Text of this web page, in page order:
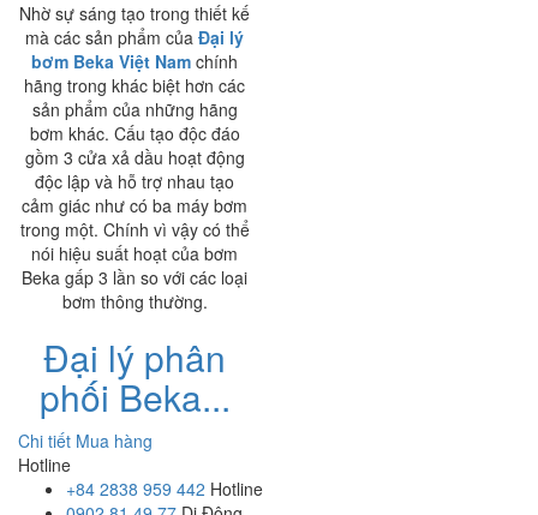
Nhờ sự sáng tạo trong thiết kế
mà các sản phẩm của Đại lý
bơm Beka Việt Nam chính
hãng trong khác biệt hơn các
sản phẩm của những hãng
bơm khác. Cấu tạo độc đáo
gồm 3 cửa xả dầu hoạt động
độc lập và hỗ trợ nhau tạo
cảm giác như có ba máy bơm
trong một. Chính vì vậy có thể
nói hiệu suất hoạt của bơm
Beka gấp 3 lần so với các loại
bơm thông thường.
Đại lý phân
phối Beka...
Chi tiết Mua hàng
Hotline
+84 2838 959 442 Hotline